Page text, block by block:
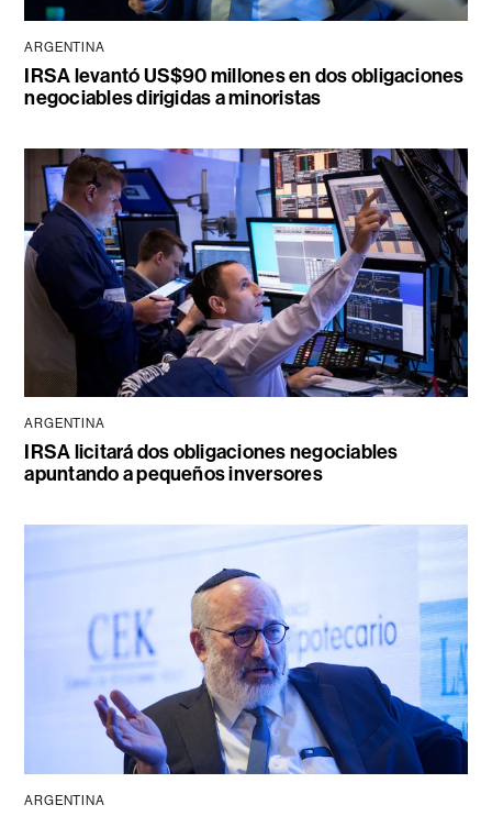
ARGENTINA
IRSA levantó US$90 millones en dos obligaciones
negociables dirigidas a minoristas
ARGENTINA
IRSA licitará dos obligaciones negociables
apuntando a pequeños inversores
ARGENTINA